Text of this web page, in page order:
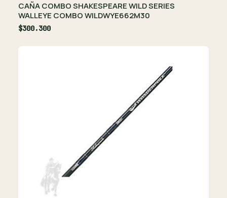
CAÑA COMBO SHAKESPEARE WILD SERIES
WALLEYE COMBO WILDWYE662M30
$300.300